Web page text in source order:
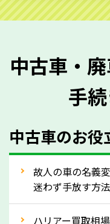
ご準備ください。
質問させていただ
メーカー／車種
型式／グレード
走行距離（例：
車検の満了日
内装や外装の状態
中古車・
手
中古車のお役
故人の車の名義
迷わず手放す方
ハリアー買取相